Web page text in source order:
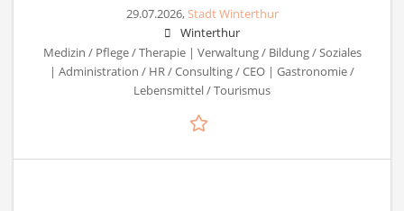
29.07.2026,Stadt Winterthur
Winterthur
Medizin / Pflege / Therapie | Verwaltung / Bildung / Soziales
| Administration / HR / Consulting / CEO | Gastronomie /
Lebensmittel / Tourismus